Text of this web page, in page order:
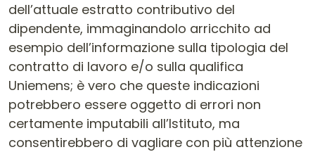
dell’attuale estratto contributivo del
dipendente, immaginandolo arricchito ad
esempio dell’informazione sulla tipologia del
contratto di lavoro e/o sulla qualifica
Uniemens; è vero che queste indicazioni
potrebbero essere oggetto di errori non
certamente imputabili all’Istituto, ma
consentirebbero di vagliare con più attenzione